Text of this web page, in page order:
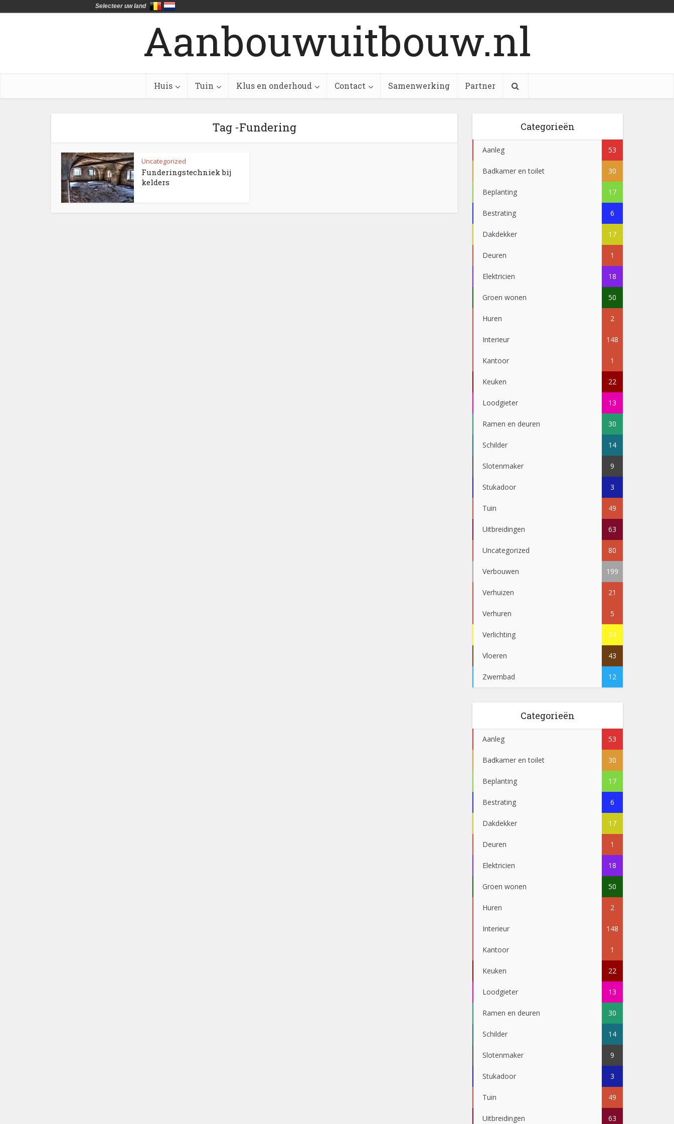
Aanbouwuitbouw.nl
Huis Tuin Klus en onderhoud Contact Samenwerking Partner
Tag -Fundering
Uncategorized
Funderingstechniek bij
kelders
Categorieën
Aanleg 53
Badkamer en toilet 30
Beplanting 17
Bestrating 6
Dakdekker 17
Deuren 1
Elektricien 18
Groen wonen 50
Huren 2
Interieur 148
Kantoor 1
Keuken 22
Loodgieter 13
Ramen en deuren 30
Schilder 14
Slotenmaker 9
Stukadoor 3
Tuin 49
Uitbreidingen 63
Uncategorized 80
Verbouwen 199
Verhuizen 21
Verhuren 5
Verlichting 24
Vloeren 43
Zwembad 12
Categorieën
Aanleg 53
Badkamer en toilet 30
Beplanting 17
Bestrating 6
Dakdekker 17
Deuren 1
Elektricien 18
Groen wonen 50
Huren 2
Interieur 148
Kantoor 1
Keuken 22
Loodgieter 13
Ramen en deuren 30
Schilder 14
Slotenmaker 9
Stukadoor 3
Tuin 49
Uitbreidingen 63
Selecteer uw land